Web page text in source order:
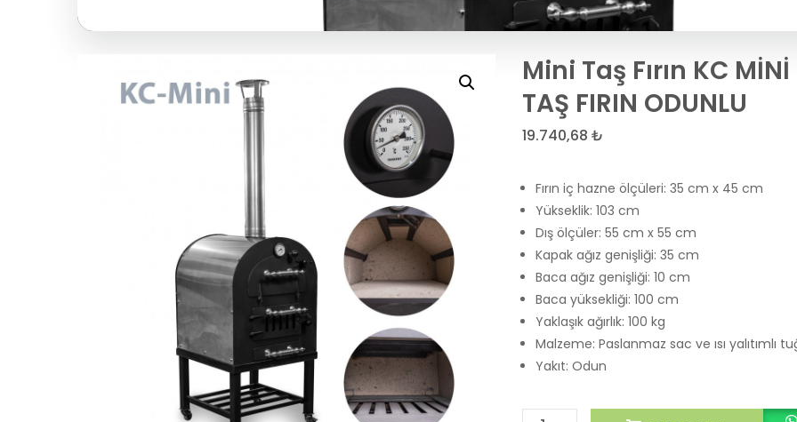
Mini Taş Fırın KC MİNİ
TAŞ FIRIN ODUNLU
19.740,68 ₺
Fırın iç hazne ölçüleri: 35 cm x 45 cm
Yükseklik: 103 cm
Dış ölçüler: 55 cm x 55 cm
Kapak ağız genişliği: 35 cm
Baca ağız genişliği: 10 cm
Baca yüksekliği: 100 cm
Yaklaşık ağırlık: 100 kg
Malzeme: Paslanmaz sac ve ısı yalıtımlı
Yakıt: Odun